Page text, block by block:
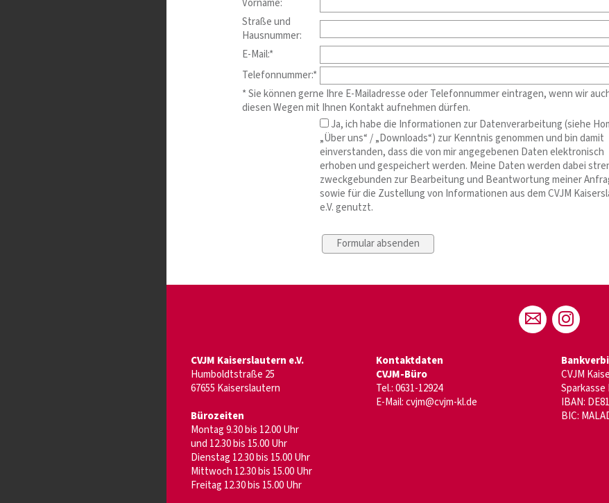
Vorname:
Straße und
Hausnummer:
E-Mail:*
Telefonnummer:*
* Sie können gerne Ihre E-Mailadresse oder Telefonnummer eintragen, wenn wir
diesen Wegen mit Ihnen Kontakt aufnehmen dürfen.
Ja, ich habe die Informationen zur Datenverarbeitung (siehe
„Über uns“ / „Downloads“) zur Kenntnis genommen und bin damit
einverstanden, dass die von mir angegebenen Daten elektronisch
erhoben und gespeichert werden. Meine Daten werden dabei
zweckgebunden zur Bearbeitung und Beantwortung meiner
sowie für die Zustellung von Informationen aus dem CVJM
e.V. genutzt.
CVJM Kaiserslautern e.V.
Humboldtstraße 25
67655 Kaiserslautern
Bürozeiten
Montag 9.30 bis 12.00 Uhr
und 12.30 bis 15.00 Uhr
Dienstag 12.30 bis 15.00 Uhr
Mittwoch 12.30 bis 15.00 Uhr
Freitag 12.30 bis 15.00 Uhr
Kontaktdaten
CVJM-Büro
Tel.: 0631-12924
E-Mail:cvjm@cvjm-kl.de
CVJM
IBAN:
BIC: